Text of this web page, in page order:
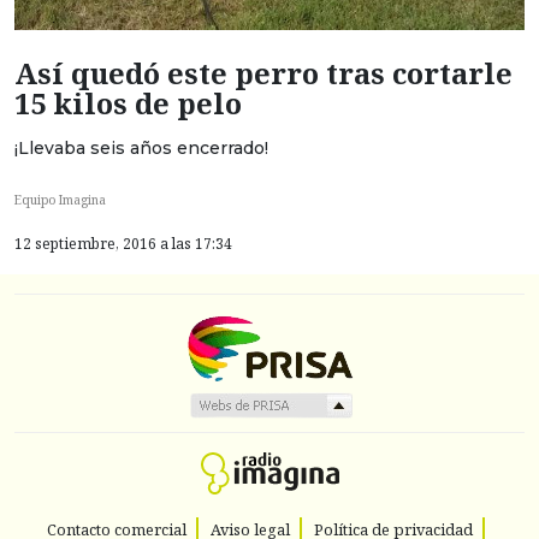
Así quedó este perro tras cortarle
15 kilos de pelo
¡Llevaba seis años encerrado!
Equipo Imagina
12 septiembre, 2016 a las 17:34
Contacto comercial Aviso legal Política de privacidad